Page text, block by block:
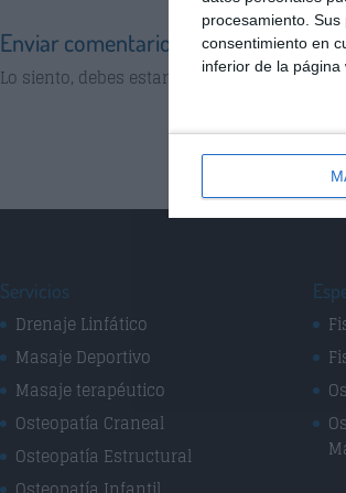
procesamiento.
consentimiento en
inferior de la página
Enviar comentario
Lo siento, debes estar conectadopara
Servicios
Drenaje Linfático
Masaje Deportivo
Masaje terapéutico
Osteopatía Craneal
Osteopatía Estructural